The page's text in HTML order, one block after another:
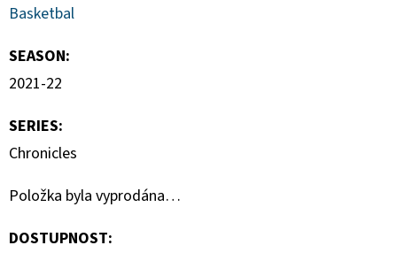
Basketbal
SEASON:
2021-22
SERIES:
Chronicles
Položka byla vyprodána…
DOSTUPNOST: